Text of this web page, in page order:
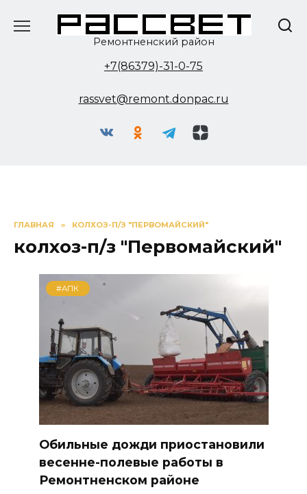
Ремонтненский район
+7(86379)-31-0-75
rassvet@remont.donpac.ru
ГЛАВНАЯ » КОЛХОЗ-П/З "ПЕРВОМАЙСКИЙ"
колхоз-п/з "Первомайский"
#АПК
Обильные дожди приостановили
весенне-полевые работы в
Ремонтненском районе